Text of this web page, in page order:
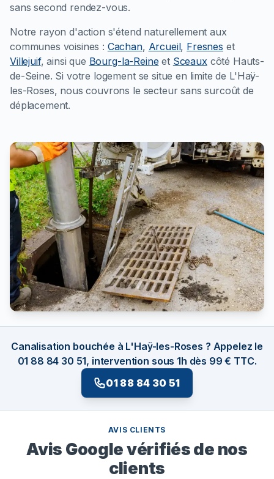
sans second rendez-vous.
Notre rayon d'action s'étend naturellement aux
communes voisines : Cachan, Arcueil, Fresnes et
Villejuif, ainsi que Bourg-la-Reineet Sceaux côté Hauts-
de-Seine. Si votre logement se situe en limite de L'Haÿ-
les-Roses, nous couvrons le secteur sans surcoût de
déplacement.
Canalisation bouchée à L'Haÿ-les-Roses ? Appelez le
01 88 84 30 51, intervention sous 1h dès 99 € TTC.
01 88 84 30 51
AVIS CLIENTS
Avis Google vérifiés de nos
clients